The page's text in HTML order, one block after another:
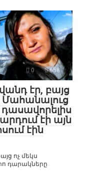
0 658
էր, բայց
Մահանալուց
էի այն
էին
ոչ մեկս
դարակները